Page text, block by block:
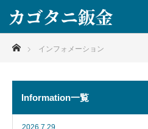
インフォメーション
Information一覧
2026.7.29